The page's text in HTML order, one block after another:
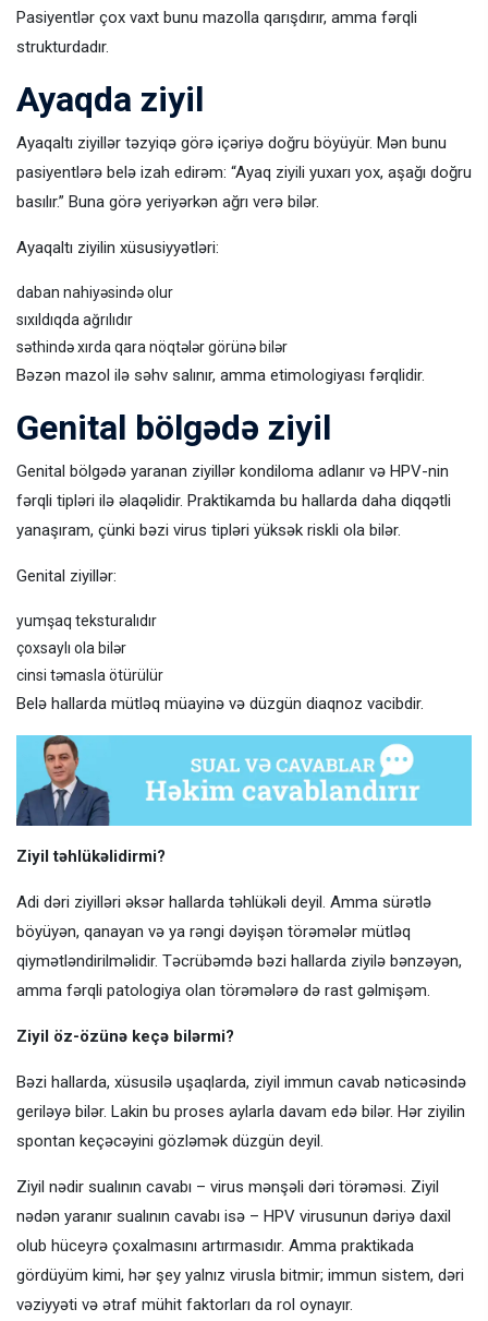
Pasiyentlər çox vaxt bunu mazolla qarışdırır, amma fərqli
strukturdadır.
Ayaqda ziyil
Ayaqaltı ziyillər təzyiqə görə içəriyə doğru böyüyür. Mən bunu
pasiyentlərə belə izah edirəm: “Ayaq ziyili yuxarı yox, aşağı doğru
basılır.” Buna görə yeriyərkən ağrı verə bilər.
Ayaqaltı ziyilin xüsusiyyətləri:
daban nahiyəsində olur
sıxıldıqda ağrılıdır
səthində xırda qara nöqtələr görünə bilər
Bəzən mazol ilə səhv salınır, amma etimologiyası fərqlidir.
Genital bölgədə ziyil
Genital bölgədə yaranan ziyillər kondiloma adlanır və HPV-nin
fərqli tipləri ilə əlaqəlidir. Praktikamda bu hallarda daha diqqətli
yanaşıram, çünki bəzi virus tipləri yüksək riskli ola bilər.
Genital ziyillər:
yumşaq teksturalıdır
çoxsaylı ola bilər
cinsi təmasla ötürülür
Belə hallarda mütləq müayinə və düzgün diaqnoz vacibdir.
Ziyil təhlükəlidirmi?
Adi dəri ziyilləri əksər hallarda təhlükəli deyil. Amma sürətlə
böyüyən, qanayan və ya rəngi dəyişən törəmələr mütləq
qiymətləndirilməlidir. Təcrübəmdə bəzi hallarda ziyilə bənzəyən,
amma fərqli patologiya olan törəmələrə də rast gəlmişəm.
Ziyil öz-özünə keçə bilərmi?
Bəzi hallarda, xüsusilə uşaqlarda, ziyil immun cavab nəticəsində
geriləyə bilər. Lakin bu proses aylarla davam edə bilər. Hər ziyilin
spontan keçəcəyini gözləmək düzgün deyil.
Ziyil nədir sualının cavabı – virus mənşəli dəri törəməsi. Ziyil
nədən yaranır sualının cavabı isə – HPV virusunun dəriyə daxil
olub hüceyrə çoxalmasını artırmasıdır. Amma praktikada
gördüyüm kimi, hər şey yalnız virusla bitmir; immun sistem, dəri
vəziyyəti və ətraf mühit faktorları da rol oynayır.